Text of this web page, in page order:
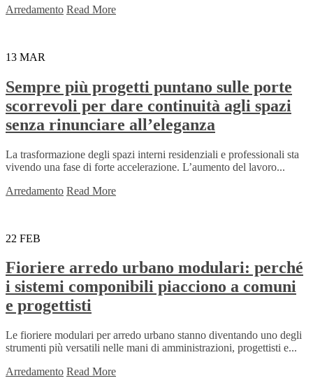
Arredamento Read More
13 MAR
Sempre più progetti puntano sulle porte
scorrevoli per dare continuità agli spazi
senza rinunciare all’eleganza
La trasformazione degli spazi interni residenziali e professionali sta
vivendo una fase di forte accelerazione. L’aumento del lavoro...
Arredamento Read More
22 FEB
Fioriere arredo urbano modulari: perché
i sistemi componibili piacciono a comuni
e progettisti
Le fioriere modulari per arredo urbano stanno diventando uno degli
strumenti più versatili nelle mani di amministrazioni, progettisti e...
Arredamento Read More